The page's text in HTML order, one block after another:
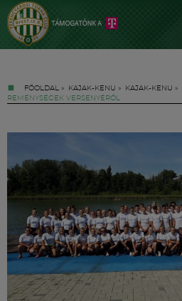
FŐOLDAL » KAJAK-KENU » KAJAK-KENU »
REMÉNYSÉGEK VERSENYÉRŐL
Jegyek
FM YouTube +
Hírek